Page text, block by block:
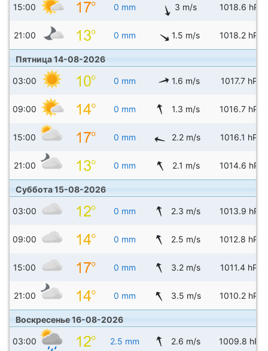
15:00 0 mm 3 m/s 1018.6 hPa
21:00 0 mm 1.5 m/s 1018.2 hPa
Пятница 14-08-2026
03:00 0 mm 1.6 m/s 1017.7 hPa
09:00 0 mm 1.3 m/s 1016.7 hPa
15:00 0 mm 2.2 m/s 1016.1 hPa
21:00 0 mm 2.1 m/s 1014.6 hPa
Суббота 15-08-2026
03:00 0 mm 2.3 m/s 1013.9 hPa
09:00 0 mm 2.5 m/s 1012.8 hPa
15:00 0 mm 3.2 m/s 1011.4 hPa
21:00 0 mm 3.5 m/s 1010.2 hPa
Воскресенье 16-08-2026
03:00 2.5 mm 2.6 m/s 1009.8 hPa